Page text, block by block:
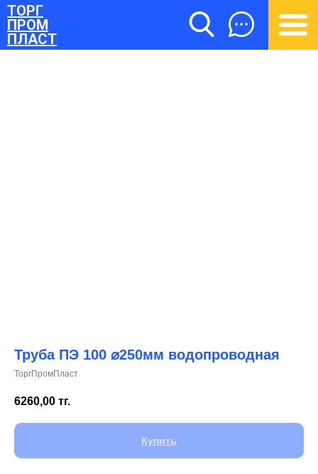
ТОРГ
ПРОМ
ПЛАСТ
(700) 730-70-73
Труба ПЭ 100 ⌀250мм водопроводная
ТоргПромПласт
6260,00 тг.
Купить